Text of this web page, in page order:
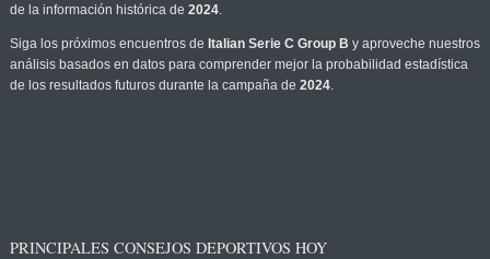
de la información histórica de 2024.
Siga los próximos encuentros de Italian Serie C Group B y aproveche nuestros
análisis basados en datos para comprender mejor la probabilidad estadística
de los resultados futuros durante la campaña de 2024.
PRINCIPALES CONSEJOS DEPORTIVOS HOY